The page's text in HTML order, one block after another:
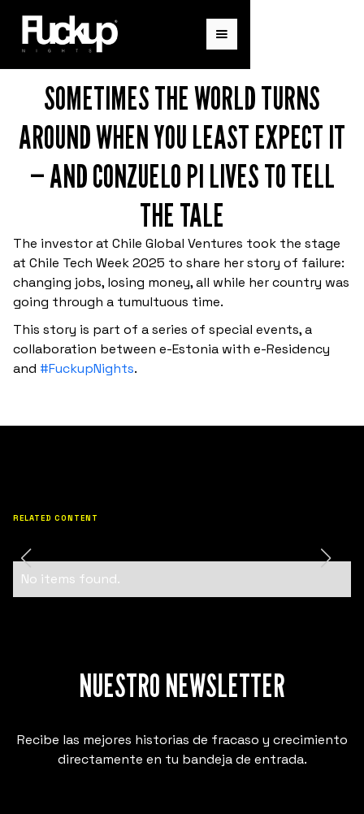
¡ENTÉRATE DE NUESTROS
PRÓXIMOS EVENTOS!
Únete a nuestra red para recibir actualizaciones
de eventos locales e historias exclusivas de
fracaso y crecimiento.
SOMETIMES THE WORLD TURNS
AROUND WHEN YOU LEAST EXPECT IT
— AND CONZUELO PI LIVES TO TELL
THE TALE
The investor at Chile Global Ventures took the stage
at Chile Tech Week 2025 to share her story of failure:
changing jobs, losing money, all while her country was
going through a tumultuous time.
This story is part of a series of special events, a
collaboration between e-Estonia with e-Residency
and #FuckupNights.
RELATED CONTENT
No items found.
NUESTRO NEWSLETTER
Recibe las mejores historias de fracaso y crecimiento
directamente en tu bandeja de entrada.